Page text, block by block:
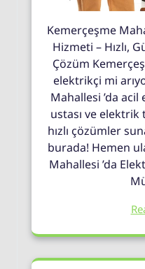
Kemerçeşme
Hizmeti – Hızlı,
Çözüm
elektrikçi mi
Mahallesi ’da acil
ustası ve elektrik
hızlı çözümler
burada! Hemen
Mahallesi ’da